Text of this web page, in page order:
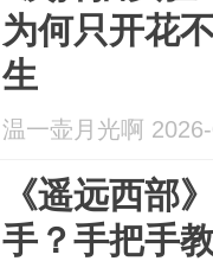
为何只开花
生
温一壶月光啊
《遥远西部
手？手把手